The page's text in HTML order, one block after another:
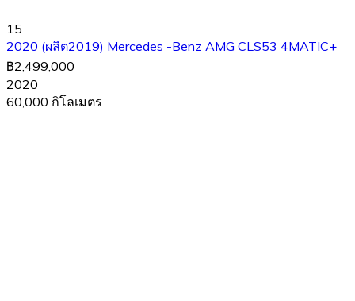
15
2020 (ผลิต2019) Mercedes -Benz AMG CLS53 4MATIC+
฿2,499,000
2020
60,000 กิโลเมตร